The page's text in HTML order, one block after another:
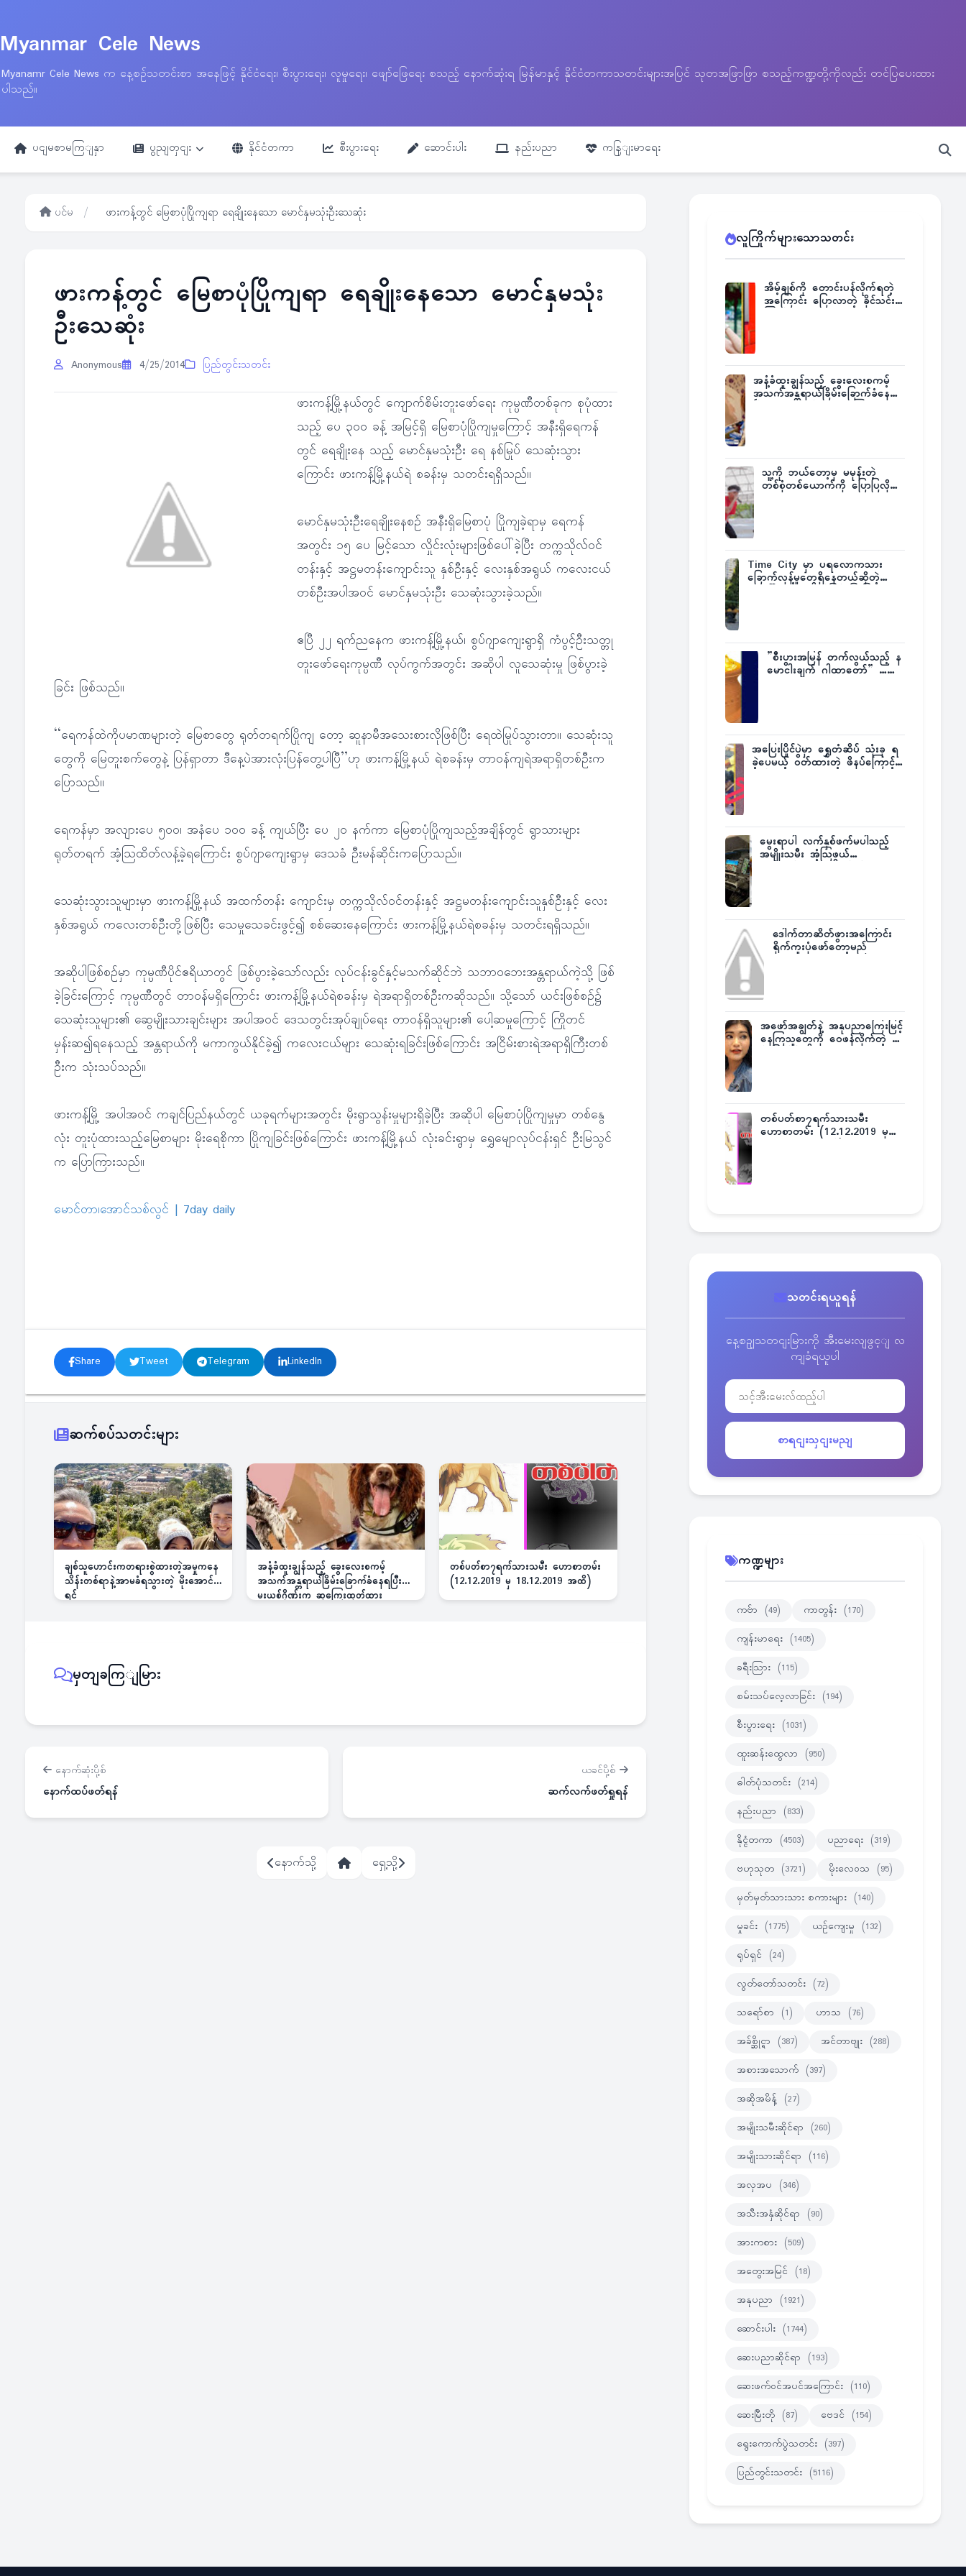
Myanmar Cele News
Myanamr Cele News က နေ့စဉ်သတင်းစာ အနေဖြင့် နိုင်ငံရေး၊ စီးပွားရေး၊ လူမှုရေး၊ ဖျော်ဖြေရေး စသည့် နောက်ဆုံးရ မြန်မာနှင့် နိုင်ငံတကာသတင်းများအပြင် သုတအဖြာဖြာ စသည့်ကဏ္ဍတို့ကိုလည်း တင်ပြပေးထား
ပါသည်။
ပငျမစာမကြျနှာ ပွညျတှငျး နိုင်ငံတကာ စီးပွားရေး ဆောင်းပါး နည်းပညာ ကနြျးမာရေး
ပင်မ / ဖားကန့်တွင် မြေစာပုံပြိုကျရာ ရေချိုးနေသော မောင်နှမသုံးဦးသေဆုံး
ဖားကန့်တွင် မြေစာပုံပြိုကျရာ ရေချိုးနေသော မောင်နှမသုံး
ဦးသေဆုံး
Anonymous 4/25/2014 ပြည်တွင်းသတင်း
ဖားကန့်မြို့နယ်တွင် ကျောက်စိမ်းတူးဖော်ရေး ကုမ္ပဏီတစ်ခုက စုပုံထား
သည့် ပေ ၃၀၀ ခန့် အမြင့်ရှိ မြေစာပုံပြိုကျမှုကြောင့် အနီးရှိရေကန်
တွင် ရေချိုးနေ သည့် မောင်နှမသုံးဦး ရေ နစ်မြုပ် သေဆုံးသွား
ကြောင်း ဖားကန့်မြို့နယ်ရဲ စခန်းမှ သတင်းရရှိသည်။
မောင်နှမသုံးဦးရေချိုးနေစဉ် အနီးရှိမြေစာပုံ ပြိုကျခဲ့ရာမှ ရေကန်
အတွင်း ၁၅ ပေ မြင့်သော လှိုင်းလုံးများဖြစ်ပေါ်ခဲ့ပြီး တက္ကသိုလ်ဝင်
တန်းနှင့် အဋ္ဌမတန်းကျောင်းသူ နှစ်ဦးနှင့် လေးနှစ်အရွယ် ကလေးငယ်
တစ်ဦးအပါအဝင် မောင်နှမသုံးဦး သေဆုံးသွားခဲ့သည်။
ဧပြီ ၂၂ ရက်ညနေက ဖားကန့်မြို့နယ်၊ စွပ်ဂျာကျေးရွာရှိ ကံပွင့်ဦးသတ္တု
တူးဖော်ရေးကုမ္ပဏီ လုပ်ကွက်အတွင်း အဆိုပါ လူသေဆုံးမှု ဖြစ်ပွားခဲ့
ခြင်း ဖြစ်သည်။
‘‘ရေကန်ထဲကိုပမာဏများတဲ့ မြေစာတွေ ရုတ်တရက်ပြိုကျ တော့ ဆူနာမီအသေးစားလိုဖြစ်ပြီး ရေထဲမြုပ်သွားတာ။ သေဆုံးသူ
တွေကို မြေတူးစက်တွေနဲ့ ပြန်ရှာတာ ဒီနေ့ပဲအားလုံးပြန်တွေ့ပါပြီ’’ဟု ဖားကန့်မြို့နယ် ရဲစခန်းမှ တာဝန်ကျရဲအရာရှိတစ်ဦးက
ပြောသည်။
ရေကန်မှာ အလျားပေ ၅၀၀၊ အနံပေ ၁၀၀ ခန့် ကျယ်ပြီး ပေ ၂၀ နက်ကာ မြေစာပုံပြိုကျသည့်အချိန်တွင် ရွာသားများ
ရုတ်တရက် အံ့သြထိတ်လန့်ခဲ့ရကြောင်း စွပ်ဂျာကျေးရွာမှ ဒေသခံ ဦးမန်ဆိုင်းကပြောသည်။
သေဆုံးသွားသူများမှာ ဖားကန့်မြို့နယ် အထက်တန်း ကျောင်းမှ တက္ကသိုလ်ဝင်တန်းနှင့် အဋ္ဌမတန်းကျောင်းသူနှစ်ဦးနှင့် လေး
နှစ်အရွယ် ကလေးတစ်ဦးတို့ဖြစ်ပြီး သေမှုသေခင်းဖွင့်၍ စစ်ဆေးနေကြောင်း ဖားကန့်မြို့နယ်ရဲစခန်းမှ သတင်းရရှိသည်။
အဆိုပါဖြစ်စဉ်မှာ ကုမ္ပဏီပိုင်ဧရိယာတွင် ဖြစ်ပွားခဲ့သော်လည်း လုပ်ငန်းခွင်နှင့်မသက်ဆိုင်ဘဲ သဘာဝဘေးအန္တရာယ်ကဲ့သို့ ဖြစ်
ခဲ့ခြင်းကြောင့် ကုမ္ပဏီတွင် တာဝန်မရှိကြောင်း ဖားကန့်မြို့နယ်ရဲစခန်းမှ ရဲအရာရှိတစ်ဦးကဆိုသည်။ သို့သော် ယင်းဖြစ်စဉ်၌
သေဆုံးသူများ၏ ဆွေမျိုးသားချင်းများ အပါအဝင် ဒေသတွင်းအုပ်ချုပ်ရေး တာဝန်ရှိသူများ၏ ပေါ့ဆမှုကြောင့် ကြိုတင်
မှန်းဆ၍ရနေသည့် အန္တရာယ်ကို မကာကွယ်နိုင်ခဲ့၍ ကလေးငယ်များ သေဆုံးရခြင်းဖြစ်ကြောင်း အငြိမ်းစားရဲအရာရှိကြီးတစ်
ဦးက သုံးသပ်သည်။
ဖားကန့်မြို့ အပါအဝင် ကချင်ပြည်နယ်တွင် ယခုရက်များအတွင်း မိုးရွာသွန်းမှုများရှိခဲ့ပြီး အဆိုပါ မြေစာပုံပြိုကျမှုမှာ တစ်နွေ
လုံး တူးပုံထားသည့်မြေစာများ မိုးရေစိုကာ ပြိုကျခြင်းဖြစ်ကြောင်း ဖားကန့်မြို့နယ် လုံးခင်းရွာမှ ရွှေမျောလုပ်ငန်းရှင် ဦးမြသွင်
က ပြောကြားသည်။
မောင်တာ၊အောင်သစ်လွင် | 7day daily
Share Tweet Telegram LinkedIn
ဆက်စပ်သတင်းများ
ချစ်သူဟောင်းကတရားစွဲထားတဲ့အမှုကနေ
သိန်းတစ်ရာနဲ့အာမခံရသွားတဲ့ မိုးအောင်
ရင်
အနံ့ခံထူးချွန်သည့် ခွေးလေးစကမ့်
အသက်အန္တရာယ်ခြိမ်းခြောက်ခံနေရပြီး
မူးယစ်ဂိုဏ်းက ဆုကြေးထုတ်ထား
တစ်ပတ်စာ၇ရက်သားသမီး ဟောစာတမ်း
(12.12.2019 မှ 18.12.2019 အထိ)
မှတျခကြျမြား
နောက်ဆုံးပို့စ်
နောက်ထပ်ဖတ်ရန်
ယခင်ပို့စ်
ဆက်လက်ဖတ်ရှုရန်
နောက်သို့ ရှေ့သို့
လူကြိုက်များသောသတင်း
အိမ့်ချစ်ကို တောင်းပန်လိုက်ရတဲ့
အကြောင်း ပြောလာတဲ့ ခိုင်သင်း
အနံ့ခံထူးချွန်သည့် ခွေးလေးစကမ့်
အသက်အန္တရာယ်ခြိမ်းခြောက်ခံနေရ
သူ့ကို ဘယ်တော့မှ မမုန်းတဲ့
တစ်စုံတစ်ယောက်ကို ပြောပြလိုက်
Time City မှာ ပရလောကသား
ခြောက်လှန့်မှုတွေရှိနေတယ်ဆိုတဲ့
”စီးပွားအမြန် တက်လွယ်သည့် န
မောငါးချက် ဂါထာတော်” ……
အပြေးပြိုင်ပွဲမှာ ရွှေတံဆိပ် သုံးခု ရ
ခဲ့ပေမယ့် ဝတ်ထားတဲ့ ဖိနပ်ကြောင့်
မွေးရာပါ လက်နှစ်ဖက်မပါသည့်
အမျိုးသမီး အံ့သြဖွယ်
ဒေါက်တာဆိတ်ဖွားအကြောင်း
ရိုက်ကူးပုံဖော်တော့မည်
အဖော်အချွတ်နဲ့ အနုပညာကြေးမြင့်
နေကြသူတွေကို ဝေဖန်လိုက်တဲ့ သ
တစ်ပတ်စာ၇ရက်သားသမီး
ဟောစာတမ်း (12.12.2019 မှ
သတင်းရယူရန်
နေ့စဥျသတငျးမြားကို အီးမေးလျဖွင့ျ လ
ကျခံရယူပါ
စာရငျးသှငျးမညျ
ကဏ္ဍများ
ကဗ်ာ (49) ကာတွန်း (170)
ကျန်းမာရေး (1405)
ခရီးသြား (115)
စမ်းသပ်လေ့လာခြင်း (194)
စီးပွားရေး (1031)
ထူးဆန်းထွေလာ (950)
ဓါတ်ပုံသတင်း (214)
နည်းပညာ (833)
နိုင္ငံတကာ (4503) ပညာရေး (319)
ဗဟုသုတ (3721) မိုးလေဝသ (95)
မှတ်မှတ်သားသား စကားများ (140)
မှုခင်း (1775) ယဉ်ကျေးမှု (132)
ရုပ်ရှင် (24)
လွတ်တော်သတင်း (72)
သရော်စာ (1) ဟာသ (76)
အခ်စ္ဆိုင္ရာ (387) အင်တာဗျုး (288)
အစားအသောက် (397)
အဆိုအမိန့် (27)
အမျိုးသမီးဆိုင်ရာ (260)
အမျိုးသားဆိုင်ရာ (116)
အလှအပ (346)
အသီးအနှံဆိုင်ရာ (90)
အားကစား (509)
အတွေးအမြင် (18)
အနုပညာ (1921)
ဆောင်းပါး (1744)
ဆေးပညာဆိုင်ရာ (193)
ဆေးဖက်ဝင်အပင်အကြောင်း (110)
ဆေးမြီးတို (87) ဗေဒင် (154)
ရွေးကောက်ပွဲသတင်း (397)
ပြည်တွင်းသတင်း (5116)